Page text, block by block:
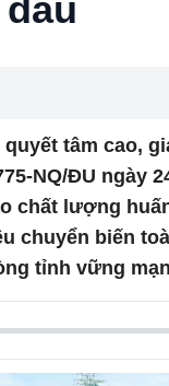
tâm cao,
NQ/ĐU ngày
chất lượng
chuyển biến
tỉnh vững